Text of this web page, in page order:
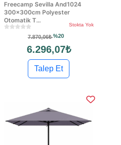
Freecamp Sevilla And1024
300x300cm Polyester
Otomatik T...
Stokta Yok
7.870,06₺%20
6.296,07₺
Talep Et